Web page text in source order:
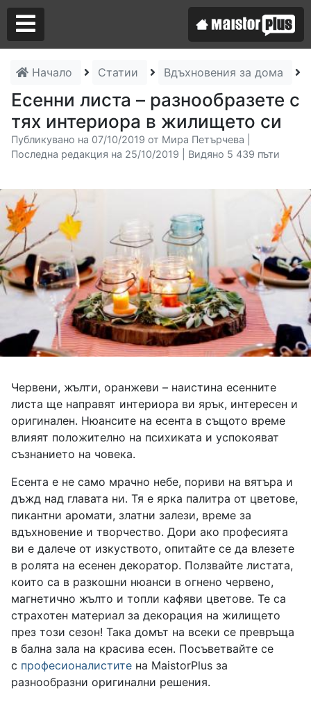
Начало Статии Вдъхновения за дома
Есенни листа – разнообразете с
тях интериора в жилището си
Публикувано на 07/10/2019 от Мира Петърчева |
Последна редакция на 25/10/2019 | Видяно 5 439 пъти
Червени, жълти, оранжеви – наистина есенните
листа ще направят интериора ви ярък, интересен и
оригинален. Нюансите на есента в същото време
влияят положително на психиката и успокояват
съзнанието на човека.
Есента е не само мрачно небе, пориви на вятъра и
дъжд над главата ни. Тя е ярка палитра от цветове,
пикантни аромати, златни залези, време за
вдъхновение и творчество. Дори ако професията
ви е далече от изкуството, опитайте се да влезете
в ролята на есенен декоратор. Ползвайте листата,
които са в разкошни нюанси в огнено червено,
магнетично жълто и топли кафяви цветове. Те са
страхотен материал за декорация на жилището
през този сезон! Така домът на всеки се превръща
в бална зала на красива есен. Посъветвайте се
с професионалистите на MaistorPlus за
разнообразни оригинални решения.
Аз съм майстор
Търся майстор